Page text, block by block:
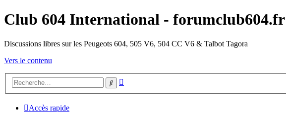
Club 604 International - forumclub604.fr
Discussions libres sur les Peugeots 604, 505 V6, 504 CC V6 & Talbot Tagora
Vers le contenu
Rechercher
Accès rapide